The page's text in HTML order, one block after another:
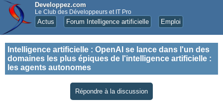
Developpez.com
Le Club des Développeurs et IT Pro
Actus Forum Intelligence artificielle Emploi
Intelligence artificielle : OpenAI se lance dans l'un des
domaines les plus épiques de l'intelligence artificielle :
les agents autonomes
Répondre à la discussion